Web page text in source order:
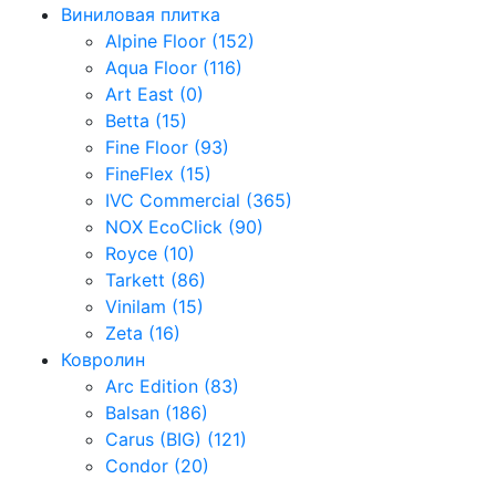
Виниловая плитка
Alpine Floor (152)
Aqua Floor (116)
Art East (0)
Betta (15)
Fine Floor (93)
FineFlex (15)
IVC Commercial (365)
NOX EcoClick (90)
Royce (10)
Tarkett (86)
Vinilam (15)
Zeta (16)
Ковролин
Arc Edition (83)
Balsan (186)
Carus (BIG) (121)
Condor (20)